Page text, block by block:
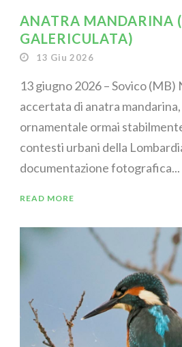
ANATRA MANDARINA
GALERICULATA)
13 Giu 2026
13 giugno 2026 – Sovico
accertata di anatra
ornamentale ormai
contesti urbani della
documentazione fotografica...
READ MORE